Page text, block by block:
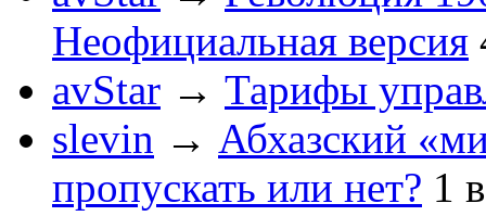
Неофициальная версия
avStar → Тарифы
slevin → Абхазский
пропускать или нет? 1